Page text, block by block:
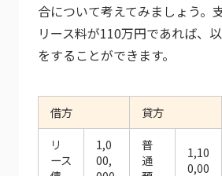
合について考えてみましょう。
リース料が110万円であれば、
をすることができます。
借方 貸方
リ
ース
1,0
00,
普
通
1,10
0,00